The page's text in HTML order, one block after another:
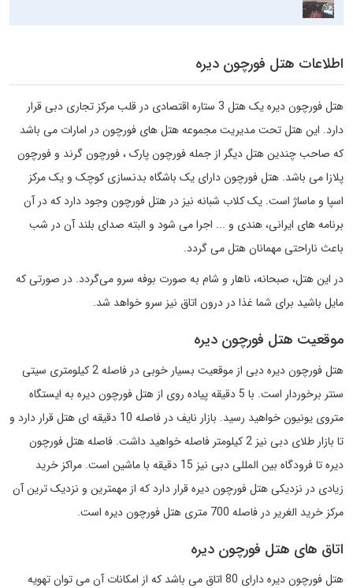
اطلاعات هتل فورچون دیره
هتل فورچون دیره یک هتل 3 ستاره اقتصادی در قلب مرکز تجاری دبی قرار
دارد. این هتل تحت مدیریت مجموعه هتل های فورچون در امارات می باشد
که صاحب چندین هتل دیگر از جمله فورچون پارک ، فورچون گرند و فورچون
پلازا می باشد. هتل فورچون دارای یک باشگاه بدنسازی کوچک و یک مرکز
اسپا و ماساژ است. یک کلاب شبانه نیز در هتل فورچون وجود دارد که در آن
برنامه های ایرانی، هندی و ... اجرا می شود و البته صدای بلند آن در شب
باعث ناراحتی مهمانان هتل می گردد.
در این هتل، صبحانه، ناهار و شام به صورت بوفه سرو می‌گردد. در صورتی که
مایل باشید برای شما غذا در درون اتاق نیز سرو خواهد شد.
موقعیت هتل فورچون دیره
هتل فورچون دیره دبی از موقعیت بسیار خوبی در فاصله 2 کیلومتری سیتی
سنتر برخوردار است. با 5 دقیقه پیاده روی از هتل فورچون دیره به ایستگاه
متروی یونیون خواهید رسید. بازار نایف در فاصله 10 دقیقه ای هتل قرار دارد و
تا بازار طلای دبی نیز 2 کیلومتر فاصله خواهید داشت. فاصله هتل فورچون
دیره تا فرودگاه بین المللی دبی نیز 15 دقیقه با ماشین است. مراکز خرید
زیادی در نزدیکی هتل فورچون دیره قرار دارد که از مهمترین و نزدیک ترین آن
مرکز خرید الغریر در فاصله 700 متری هتل فورچون دیره است.
اتاق های هتل فورچون دیره
هتل فورچون دیره دارای 80 اتاق می باشد که از امکانات آن می توان تهویه